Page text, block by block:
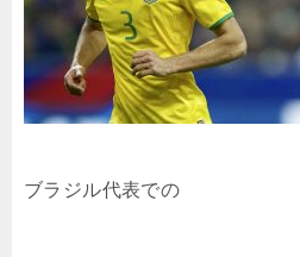
ブラジル代表での